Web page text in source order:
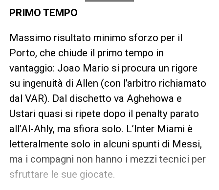
PRIMO TEMPO
Massimo risultato minimo sforzo per il
Porto, che chiude il primo tempo in
vantaggio: Joao Mario si procura un rigore
su ingenuità di Allen (con l’arbitro richiamato
dal VAR). Dal dischetto va Aghehowa e
Ustari quasi si ripete dopo il penalty parato
all’Al-Ahly, ma sfiora solo. L’Inter Miami è
letteralmente solo in alcuni spunti di Messi,
ma i compagni non hanno i mezzi tecnici per
sfruttare le sue giocate.